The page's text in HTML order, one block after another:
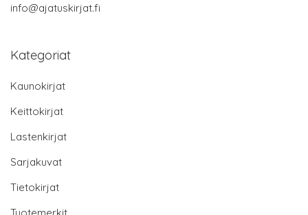
info@ajatuskirjat.fi
Kategoriat
Kaunokirjat
Keittokirjat
Lastenkirjat
Sarjakuvat
Tietokirjat
Tuotemerkit